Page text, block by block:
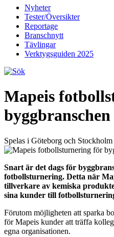
Nyheter
Tester/Översikter
Reportage
Branschnytt
Tävlingar
Verktygsguiden 2025
Mapeis
Spelas i Göteborg och Stockholm
Snart är det dags för
fotbollsturnering. Detta när
tillverkare av kemiska
sina kunder till
Förutom möjligheten att sparka
för Mapeis kunder att träffa
egna organisationen.